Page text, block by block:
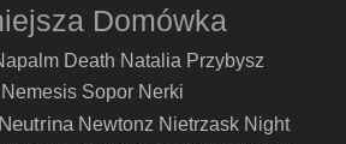
Domówka
Death Natalia Przybysz
Nemesis Sopor Nerki
Neutrina Newtonz Nietrzask Night